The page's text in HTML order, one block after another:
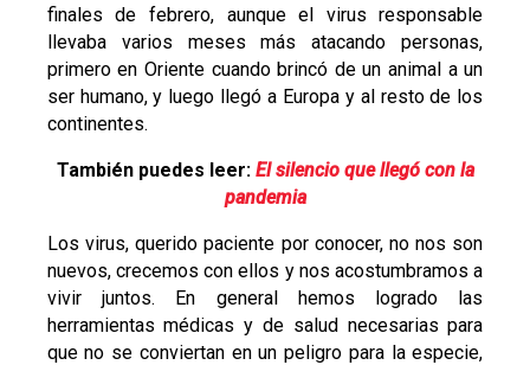
finales de febrero, aunque el virus responsable
llevaba varios meses más atacando personas,
primero en Oriente cuando brincó de un animal a un
ser humano, y luego llegó a Europa y al resto de los
continentes.
También puedes leer: El silencio que llegó con la
pandemia
Los virus, querido paciente por conocer, no nos son
nuevos, crecemos con ellos y nos acostumbramos a
vivir juntos. En general hemos logrado las
herramientas médicas y de salud necesarias para
que no se conviertan en un peligro para la especie,